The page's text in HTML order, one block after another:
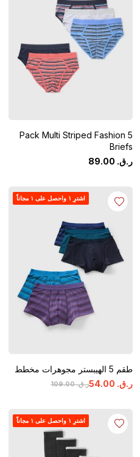
5 Pack Multi Striped Fashion
Briefs
ر.ق.
89.00
اشترِ ١ واحصل على ١ مجاناً
طقم 5 الهيبستر مجوهرات مخطط
ر.ق.‏
109.00 ر.ق. 54.00
اشترِ ١ واحصل على ١ مجاناً